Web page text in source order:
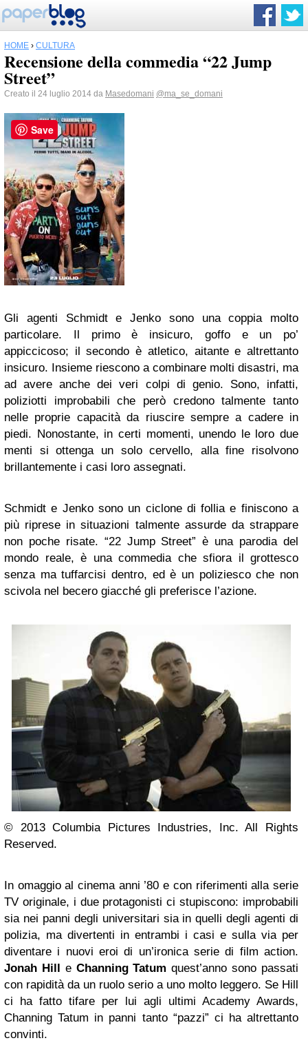
HOME › CULTURA
Recensione della commedia “22 Jump
Street”
Creato il 24 luglio 2014 da Masedomani @ma_se_domani
Gli agenti Schmidt e Jenko sono una coppia molto
particolare. Il primo è insicuro, goffo e un po’
appiccicoso; il secondo è atletico, aitante e altrettanto
insicuro. Insieme riescono a combinare molti disastri, ma
ad avere anche dei veri colpi di genio. Sono, infatti,
poliziotti improbabili che però credono talmente tanto
nelle proprie capacità da riuscire sempre a cadere in
piedi. Nonostante, in certi momenti, unendo le loro due
menti si ottenga un solo cervello, alla fine risolvono
brillantemente i casi loro assegnati.
Schmidt e Jenko sono un ciclone di follia e finiscono a
più riprese in situazioni talmente assurde da strappare
non poche risate. “22 Jump Street” è una parodia del
mondo reale, è una commedia che sfiora il grottesco
senza ma tuffarcisi dentro, ed è un poliziesco che non
scivola nel becero giacché gli preferisce l’azione.
© 2013 Columbia Pictures Industries, Inc. All Rights
Reserved.
In omaggio al cinema anni ’80 e con riferimenti alla serie
TV originale, i due protagonisti ci stupiscono: improbabili
sia nei panni degli universitari sia in quelli degli agenti di
polizia, ma divertenti in entrambi i casi e sulla via per
diventare i nuovi eroi di un’ironica serie di film action.
Jonah Hill e Channing Tatum quest’anno sono passati
con rapidità da un ruolo serio a uno molto leggero. Se Hill
ci ha fatto tifare per lui agli ultimi Academy Awards,
Channing Tatum in panni tanto “pazzi” ci ha altrettanto
convinti.
Save